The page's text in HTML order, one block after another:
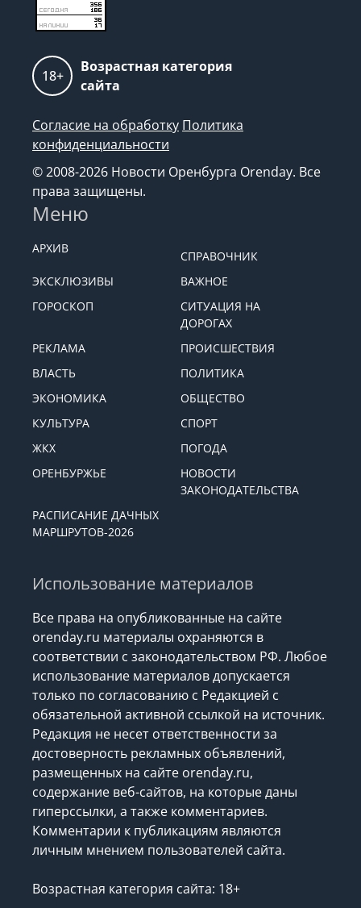
18+
Возрастная категория
сайта
Согласие на обработку Политика
конфиденциальности
© 2008-2026 Новости Оренбурга Orenday. Все
права защищены.
Меню
АРХИВ
СПРАВОЧНИК
ЭКСКЛЮЗИВЫ
ВАЖНОЕ
ГОРОСКОП
СИТУАЦИЯ НА
ДОРОГАХ
РЕКЛАМА
ПРОИСШЕСТВИЯ
ВЛАСТЬ
ПОЛИТИКА
ЭКОНОМИКА
ОБЩЕСТВО
КУЛЬТУРА
СПОРТ
ЖКХ
ПОГОДА
ОРЕНБУРЖЬЕ
НОВОСТИ
ЗАКОНОДАТЕЛЬСТВА
РАСПИСАНИЕ ДАЧНЫХ
МАРШРУТОВ-2026
Использование материалов
Все права на опубликованные на сайте
orenday.ru материалы охраняются в
соответствии с законодательством РФ. Любое
использование материалов допускается
только по согласованию с Редакцией с
обязательной активной ссылкой на источник.
Редакция не несет ответственности за
достоверность рекламных объявлений,
размещенных на сайте orenday.ru,
содержание веб-сайтов, на которые даны
гиперссылки, а также комментариев.
Комментарии к публикациям являются
личным мнением пользователей сайта.
Возрастная категория сайта: 18+